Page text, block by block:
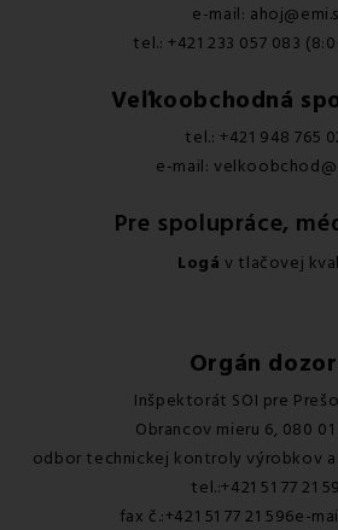
e-mail:
tel.: +421 233 057 083
Veľkoobchodná
tel.: +421 948 765
e-mail:
Pre spolupráce,
Logá v tlačovej
Orgán
Inšpektorát SOI pre
Obrancov mieru 6, 080 01
odbor technickej kontroly výrobkov
tel.:+421 51 77 21
fax č.:+421 51 77 21 596e-